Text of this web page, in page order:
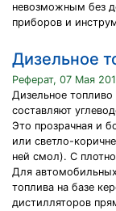
невозможным без
приборов и
Дизельное
Реферат, 07 Мая
Дизельное топливо
составляют
Это прозрачная и
или светло-
ней смол). С
Для
топлива на базе
дистилляторов